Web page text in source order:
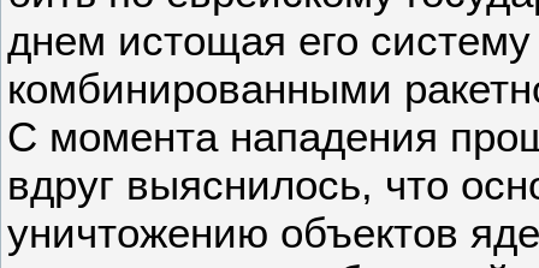
днем истощая его
комбинированными
С момента нападения
вдруг выяснилось, что
уничтожению объектов